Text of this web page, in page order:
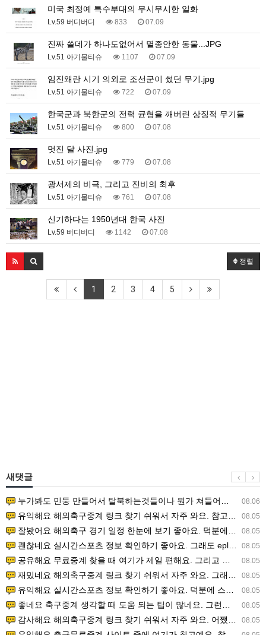
미국 최정예 특수부대의 무시무시한 일화
Lv.59 버디버디 833 07.09
진짜 쓸데가 하나도없어서 멸종안한 동물...JPG
Lv.51 아기물티슈 1107 07.09
임진왜란 시기 의외로 조선군이 썼던 무기.jpg
Lv.51 아기물티슈 722 07.09
한국군과 북한군의 전력 균형을 깨버린 상징적 무기들
Lv.51 아기물티슈 800 07.08
멋진 달 사진.jpg
Lv.51 아기물티슈 779 07.08
광서제의 비극, 그리고 진비의 최후
Lv.51 아기물티슈 761 07.08
신기하다는 1950년대 한국 사진
Lv.59 버디버디 1142 07.08
정렬
1 2 3 4 5
새댓글
08.06
누가봐도 민둥 만들어서 탈북하는것들이나 뭔가 쳐들어오는 낌새를 미리 알아차리기 위함이지 저걸 전쟁준비라고 하…
08.05
유익해요 해외축구중계 링크 찾기 쉬워서 자주 와요. 참고로 무료스포츠중계 정보 확인할 때 출처 꼭 체크해요.…
08.05
잘봤어요 해외축구 경기 일정 한눈에 보기 좋아요. 덕분에 epl중계 볼 때 공식 중계 채널 먼저 찾아봐요. …
08.05
괜찮네요 실시간스포츠 정보 확인하기 좋아요. 그래도 epl중계 볼 때 공식 중계 채널 먼저 찾아봐요. 북마크…
08.05
공유해요 무료중계 찾을 때 여기가 제일 편해요. 그리고 무료스포츠중계 정보 확인할 때 출처 꼭 체크해요. 앞…
08.05
재밌네요 해외축구중계 링크 찾기 쉬워서 자주 와요. 그래서 해외축구중계도 정식 서비스로 봐야 안전해요. 다음…
08.05
유익해요 실시간스포츠 정보 확인하기 좋아요. 덕분에 스포츠중계는 합법적인 경로로만 시청하려 해요. 좋은 정보…
08.05
좋네요 축구중계 생각할 때 도움 되는 팁이 많네요. 그런데 해외축구중계도 정식 서비스로 봐야 안전해요. 다음…
08.05
감사해요 해외축구중계 링크 찾기 쉬워서 자주 와요. 어쨌든 축구무료중계도 합법적인 곳에서 봐야 마음 편해요.…